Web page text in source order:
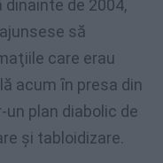
de 2004,
să
care erau
acum ȋn presa din
plan diabolic de
şi tabloidizare.